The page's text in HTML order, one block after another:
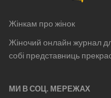
Жінкам про жінок
Жіночий онлайн журнал
собі представниць
МИ В СОЦ. МЕРЕЖАХ